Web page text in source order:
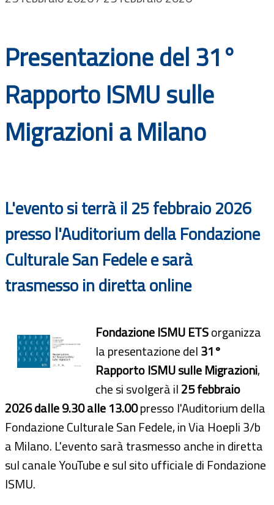
Documenti
Bandi
Guide
Presentazione del 31°
Rapporto ISMU sulle
Migrazioni a Milano
L'evento si terrà il 25 febbraio 2026
presso l'Auditorium della Fondazione
Culturale San Fedele e sarà
trasmesso in diretta online
Fondazione ISMU ETSorganizza
la presentazione del31°
Rapporto ISMU sulle Migrazioni,
che si svolgerà il25 febbraio
2026 dalle 9.30 alle 13.00presso l'Auditorium della
Fondazione Culturale San Fedele, in Via Hoepli 3/b
a Milano. L'evento sarà trasmesso anche in diretta
sul canale YouTube e sul sito ufficiale di Fondazione
ISMU.